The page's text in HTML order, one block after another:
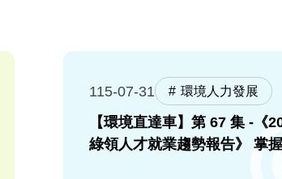
115-07-31 環境人力發展
【環境直達車】第 67 集 -《
綠領人才就業趨勢報告》 掌